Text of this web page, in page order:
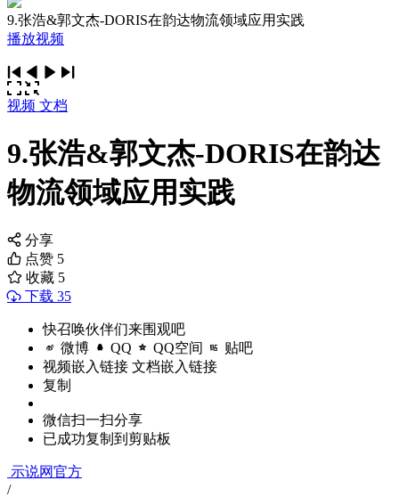
9.张浩&郭文杰-DORIS在韵达物流领域应用实践
播放视频
视频 文档
9.张浩&郭文杰-DORIS在韵达
物流领域应用实践
分享
点赞 5
收藏 5
下载 35
快召唤伙伴们来围观吧
微博 QQ QQ空间 贴吧
视频嵌入链接 文档嵌入链接
复制
微信扫一扫分享
已成功复制到剪贴板
示说网官方
/